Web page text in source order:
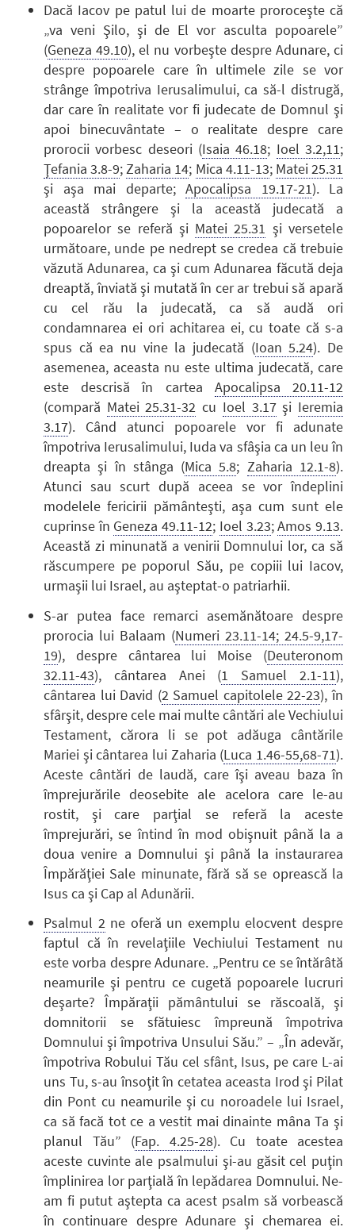
Dacă Iacov pe patul lui de moarte proroceşte că
„va veni Şilo, şi de El vor asculta popoarele”
(Geneza 49.10), el nu vorbeşte despre Adunare, ci
despre popoarele care în ultimele zile se vor
strânge împotriva Ierusalimului, ca să-l distrugă,
dar care în realitate vor fi judecate de Domnul şi
apoi binecuvântate – o realitate despre care
prorocii vorbesc deseori (Isaia 46.18; Ioel 3.2,11;
Ţefania 3.8-9;Zaharia 14; Mica 4.11-13; Matei 25.31
şi aşa mai departe; Apocalipsa 19.17-21). La
această strângere şi la această judecată a
popoarelor se referă şi Matei 25.31 şi versetele
următoare, unde pe nedrept se credea că trebuie
văzută Adunarea, ca şi cum Adunarea făcută deja
dreaptă, înviată şi mutată în cer ar trebui să apară
cu cel rău la judecată, ca să audă ori
condamnarea ei ori achitarea ei, cu toate că s-a
spus că ea nu vine la judecată (Ioan 5.24). De
asemenea, aceasta nu este ultima judecată, care
este descrisă în cartea Apocalipsa 20.11-12
(compară Matei 25.31-32 cu Ioel 3.17şi Ieremia
3.17). Când atunci popoarele vor fi adunate
împotriva Ierusalimului, Iuda va sfâşia ca un leu în
dreapta şi în stânga (Mica 5.8; Zaharia 12.1-8).
Atunci sau scurt după aceea se vor îndeplini
modelele fericirii pământeşti, aşa cum sunt ele
cuprinse în Geneza 49.11-12; Ioel 3.23;Amos 9.13.
Această zi minunată a venirii Domnului lor, ca să
răscumpere pe poporul Său, pe copiii lui Iacov,
urmaşii lui Israel, au aşteptat-o patriarhii.
S-ar putea face remarci asemănătoare despre
prorocia lui Balaam (Numeri 23.11-14; 24.5-9,17-
19), despre cântarea lui Moise (Deuteronom
32.11-43), cântarea Anei (1 Samuel 2.1-11),
cântarea lui David (2 Samuel capitolele 22-23), în
sfârşit, despre cele mai multe cântări ale Vechiului
Testament, cărora li se pot adăuga cântările
Mariei şi cântarea lui Zaharia (Luca 1.46-55,68-71).
Aceste cântări de laudă, care îşi aveau baza în
împrejurările deosebite ale acelora care le-au
rostit, şi care parţial se referă la aceste
împrejurări, se întind în mod obişnuit până la a
doua venire a Domnului şi până la instaurarea
Împărăţiei Sale minunate, fără să se oprească la
Isus ca şi Cap al Adunării.
Psalmul 2ne oferă un exemplu elocvent despre
faptul că în revelaţiile Vechiului Testament nu
este vorba despre Adunare. „Pentru ce se întărâtă
neamurile şi pentru ce cugetă popoarele lucruri
deşarte? Împăraţii pământului se răscoală, şi
domnitorii se sfătuiesc împreună împotriva
Domnului şi împotriva Unsului Său.” – „În adevăr,
împotriva Robului Tău cel sfânt, Isus, pe care L-ai
uns Tu, s-au însoţit în cetatea aceasta Irod şi Pilat
din Pont cu neamurile şi cu noroadele lui Israel,
ca să facă tot ce a vestit mai dinainte mâna Ta şi
planul Tău” (Fap. 4.25-28). Cu toate acestea
aceste cuvinte ale psalmului şi-au găsit cel puţin
împlinirea lor parţială în lepădarea Domnului. Ne-
am fi putut aştepta ca acest psalm să vorbească
în continuare despre Adunare şi chemarea ei.